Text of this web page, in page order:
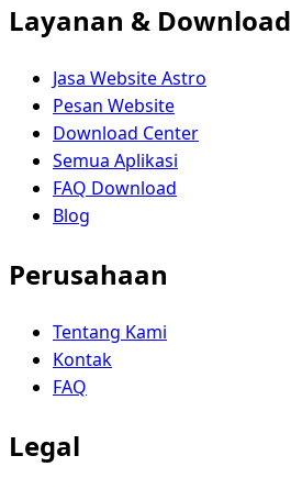
Layanan & Download
Jasa Website Astro
Pesan Website
Download Center
Semua Aplikasi
FAQ Download
Blog
Perusahaan
Tentang Kami
Kontak
FAQ
Legal